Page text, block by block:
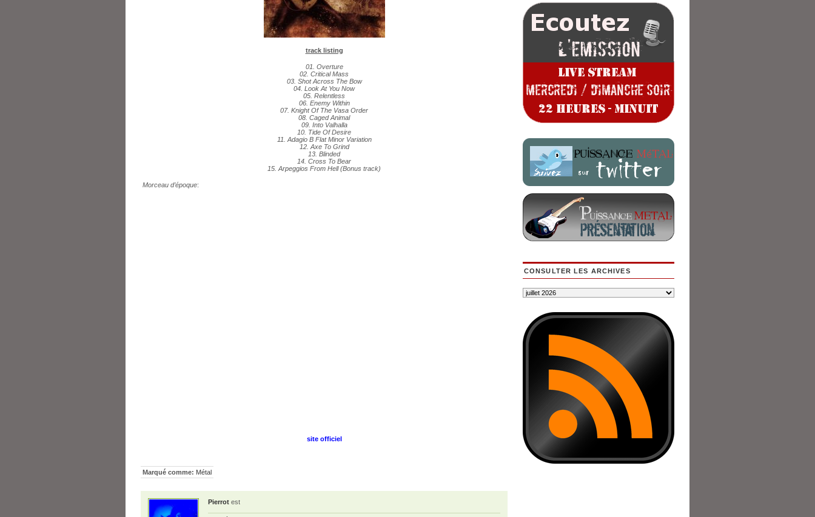
track listing
01. Overture
02. Critical Mass
03. Shot Across The Bow
04. Look At You Now
05. Relentless
06. Enemy Within
07. Knight Of The Vasa Order
08. Caged Animal
09. Into Valhalla
10. Tide Of Desire
11. Adagio B Flat Minor Variation
12. Axe To Grind
13. Blinded
14. Cross To Bear
15. Arpeggios From Hell (Bonus track)
Morceau d’époque:
site officiel
Marqué comme: Métal
Pierrot est
CONSULTER LES ARCHIVES